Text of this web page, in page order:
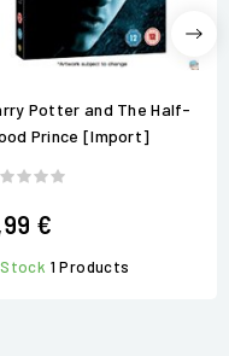
Potter and The Half-
Prince [Import]
€
1 Products